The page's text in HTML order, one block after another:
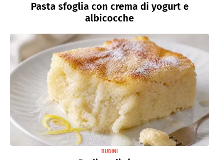
Pasta sfoglia con crema di yogurt e
albicocche
BUDINI